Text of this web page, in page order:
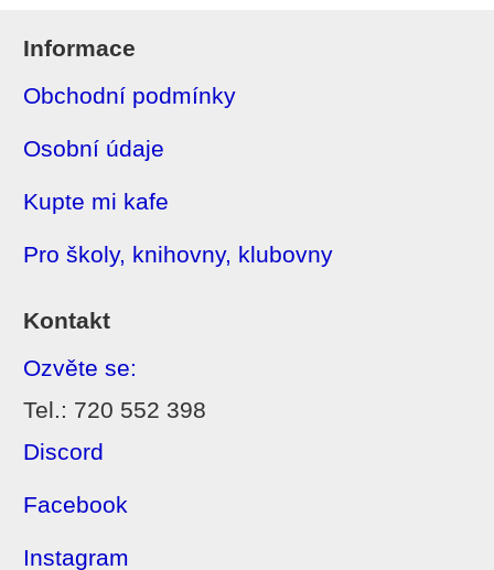
Informace
Obchodní podmínky
Osobní údaje
Kupte mi kafe
Pro školy, knihovny, klubovny
Kontakt
Ozvěte se:
Tel.: 720 552 398
Discord
Facebook
Instagram